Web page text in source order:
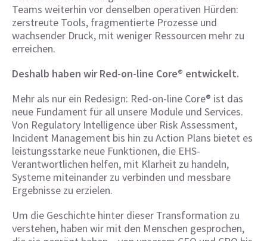
Teams weiterhin vor denselben operativen Hürden:
zerstreute Tools, fragmentierte Prozesse und
wachsender Druck, mit weniger Ressourcen mehr zu
erreichen.
Deshalb haben wir Red-on-line Core® entwickelt.
Mehr als nur ein Redesign: Red-on-line Core® ist das
neue Fundament für all unsere Module und Services.
Von Regulatory Intelligence über Risk Assessment,
Incident Management bis hin zu Action Plans bietet es
leistungsstarke neue Funktionen, die EHS-
Verantwortlichen helfen, mit Klarheit zu handeln,
Systeme miteinander zu verbinden und messbare
Ergebnisse zu erzielen.
Um die Geschichte hinter dieser Transformation zu
verstehen, haben wir mit den Menschen gesprochen,